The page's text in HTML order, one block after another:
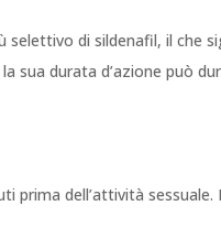
selettivo di sildenafil, il che
sua durata d’azione può
prima dell’attività sessuale.